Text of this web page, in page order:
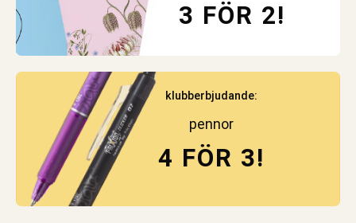
3 FÖR 2!
klubberbjudande:
pennor
4 FÖR 3!